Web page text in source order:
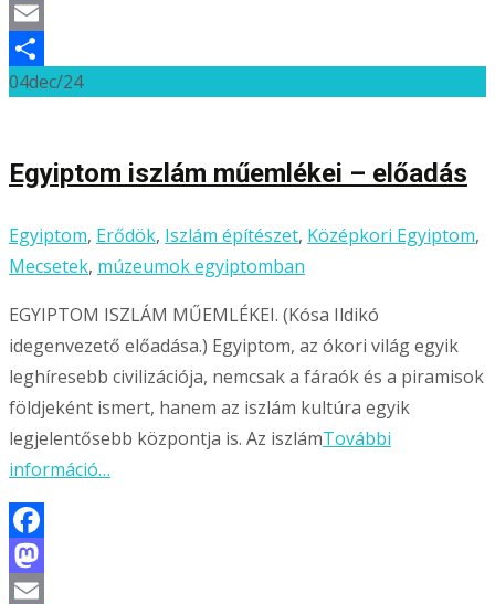
Mastodon
Email
Ossza
04dec/24
Egyiptom iszlám műemlékei – előadás
Egyiptom, Erődök, Iszlám építészet, Középkori Egyiptom,
Mecsetek, múzeumok egyiptomban
EGYIPTOM ISZLÁM MŰEMLÉKEI. (Kósa Ildikó
idegenvezető előadása.) Egyiptom, az ókori világ egyik
leghíresebb civilizációja, nemcsak a fáraók és a piramisok
földjeként ismert, hanem az iszlám kultúra egyik
legjelentősebb központja is. Az iszlámTovábbi
információ…
Facebook
Mastodon